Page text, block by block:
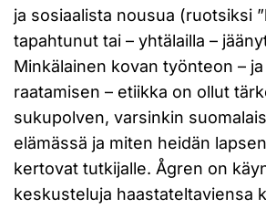
ja sosiaalista nousua (ruotsiksi
tapahtunut tai – yhtälailla –
Minkälainen kovan työnteon –
raatamisen – etiikka on ollut
sukupolven, varsinkin
elämässä ja miten heidän
kertovat tutkijalle. Ågren on
keskusteluja haastateltaviensa